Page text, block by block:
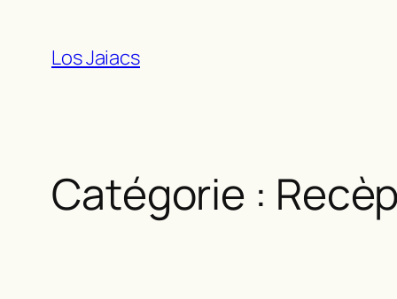
contenu
Los Jaiacs
Catégorie :